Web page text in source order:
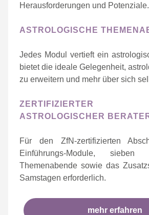
Herausforderungen und Potenziale.
ASTROLOGISCHE
Jedes Modul vertieft ein
bietet die ideale Gelegenheit,
zu erweitern und mehr über sich
ZERTIFIZIERTER
ASTROLOGISCHER
Für den ZfN-zertifizierten
Einführungs-Module,
Themenabende sowie das
Samstagen erforderlich.
mehr erfahren